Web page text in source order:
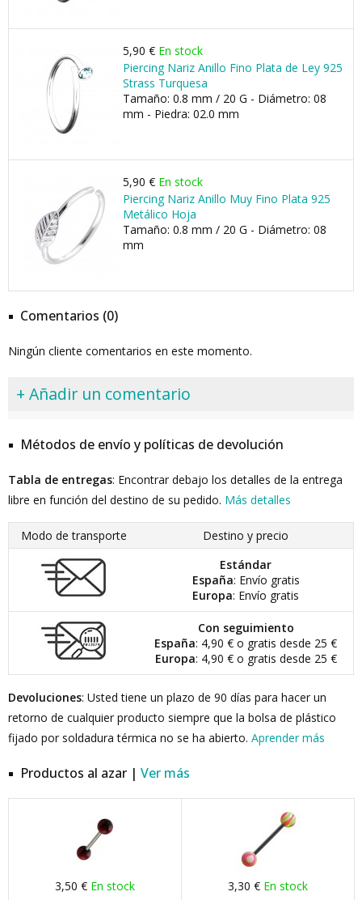
5,90 € En stock
Piercing Nariz Anillo Fino Plata de Ley 925
Strass Turquesa
Tamaño: 0.8 mm / 20 G - Diámetro: 08
mm - Piedra: 02.0 mm
5,90 € En stock
Piercing Nariz Anillo Muy Fino Plata 925
Metálico Hoja
Tamaño: 0.8 mm / 20 G - Diámetro: 08
mm
Comentarios (0)
Ningún cliente comentarios en este momento.
+ Añadir un comentario
Métodos de envío y políticas de devolución
Tabla de entregas: Encontrar debajo los detalles de la entrega
libre en función del destino de su pedido. Más detalles
Modo de transporte
Destino y precio
Estándar
España: Envío gratis
Europa: Envío gratis
Con seguimiento
España: 4,90 € o gratis desde 25 €
Europa: 4,90 € o gratis desde 25 €
Devoluciones: Usted tiene un plazo de 90 días para hacer un
retorno de cualquier producto siempre que la bolsa de plástico
fijado por soldadura térmica no se ha abierto. Aprender más
Productos al azar | Ver más
3,50 € En stock 3,30 € En stock